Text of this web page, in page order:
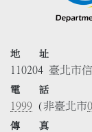
地 址
110204 臺北市
電 話
1999 (非臺北市
傳 真